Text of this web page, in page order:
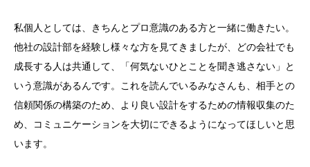
私個人としては、きちんとプロ意識のある方と一緒に働きたい。
他社の設計部を経験し様々な方を見てきましたが、どの会社でも
成長する人は共通して、「何気ないひとことを聞き逃さない」と
いう意識があるんです。これを読んでいるみなさんも、相手との
信頼関係の構築のため、より良い設計をするための情報収集のた
め、コミュニケーションを大切にできるようになってほしいと思
います。